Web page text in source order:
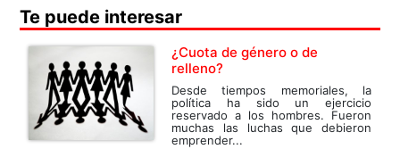
Te puede interesar
¿Cuota de género o de
relleno?
Desde tiempos memoriales, la
política ha sido un ejercicio
reservado a los hombres. Fueron
muchas las luchas que debieron
emprender...